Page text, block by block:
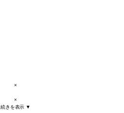
×
×
続きを表示 ▼